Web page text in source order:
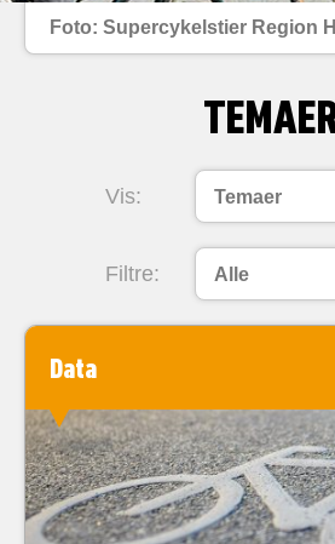
Foto: Supercykelstier Region
Vis: Temaer
Filtre: Alle
Data